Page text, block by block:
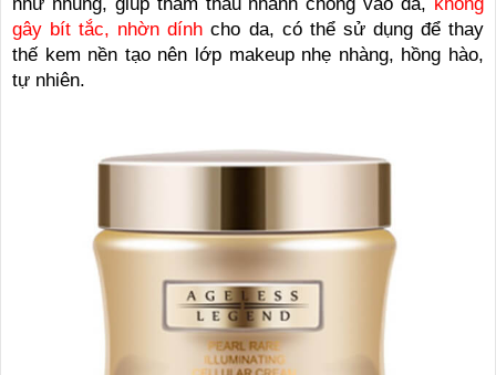
gây bít tắc, nhờn dínhcho da, có thể sử dụng để thay
thế kem nền tạo nên lớp makeup nhẹ nhàng, hồng hào,
tự nhiên.